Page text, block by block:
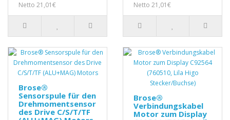
Netto 21,01€
Netto 21,01€
Brose®
Sensorspule für den
Drehmomentsensor
des Drive C/S/T/TF
Brose®
Verbindungskabel
Motor zum Display